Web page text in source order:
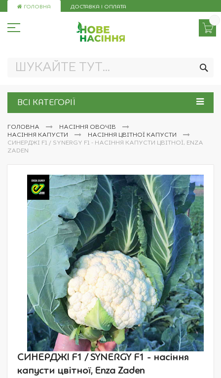
Skip
ГОЛОВНА ДОСТАВКА І ОПЛАТА
ВСІ КАТЕГОРІЇ
ГОЛОВНА
НАСІННЯ ОВОЧІВ
НАСІННЯ КАПУСТИ
НАСІННЯ ЦВІТНОЇ КАПУСТИ
СИНЕРДЖІ F1 / SYNERGY F1 - НАСІННЯ КАПУСТИ ЦВІТНОЇ, ENZA
ZADEN
Перейти
галереї
зображень
Перейти
початку
СИНЕРДЖІ F1 / SYNERGY F1 - насіння
капусти цвітної, Enza Zaden